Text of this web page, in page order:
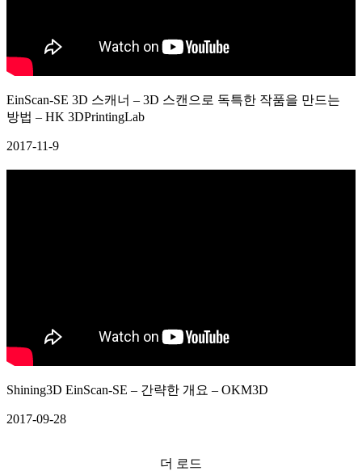
EinScan-SE 3D 스캐너 – 3D 스캔으로 독특한 작품을 만드는
방법 – HK 3DPrintingLab
2017-11-9
Shining3D EinScan-SE – 간략한 개요 – OKM3D
2017-09-28
더 로드